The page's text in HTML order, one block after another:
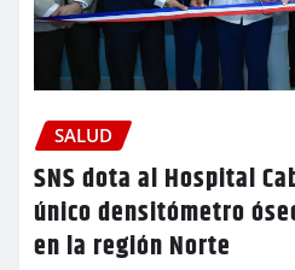
SALUD
SNS dota al Hospital
único densitómetro
en la región Norte